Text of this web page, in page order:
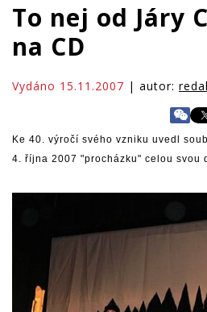
To nej od Járy
na CD
Vydáno 15.11.2007 | autor:
Ke 40. výročí svého vzniku uvedl
4. října 2007 "procházku" celou svou